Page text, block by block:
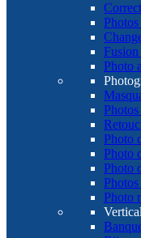
Fusion
Photo
Photo
Photo
Photo
Photo